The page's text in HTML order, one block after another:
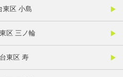
東区 小島
区 三ノ輪
台東区 寿